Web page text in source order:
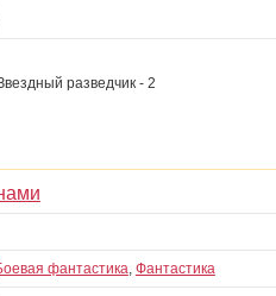
разведчик - 2
фантастика, Фантастика